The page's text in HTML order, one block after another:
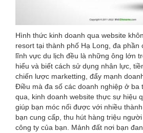
Hình thức kinh doanh qua website
resort tại thành phố Hạ Long, đa phần
lĩnh vực du lịch đều là những ông lớn
hiểu và biết cách sử dụng nhân lực,
chiến lược marketting, đẩy mạnh
Điều mà đa số các doanh nghiệp ở ba
qua, kinh doanh website thực sự hiệu
giúp bạn móc nối được với nhiều
bạn cung cấp, thu hút hàng triệu
công ty của bạn. Mảnh đất nơi bạn